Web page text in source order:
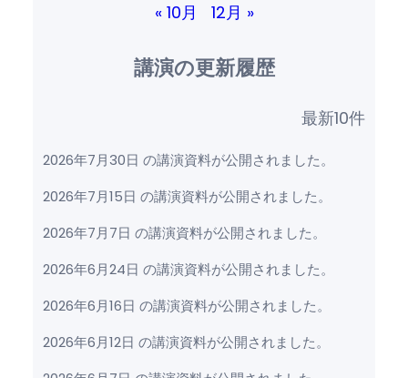
« 10月
12月 »
講演の更新履歴
最新10件
2026年7月30日 の講演資料が公開されました。
2026年7月15日 の講演資料が公開されました。
2026年7月7日 の講演資料が公開されました。
2026年6月24日 の講演資料が公開されました。
2026年6月16日 の講演資料が公開されました。
2026年6月12日 の講演資料が公開されました。